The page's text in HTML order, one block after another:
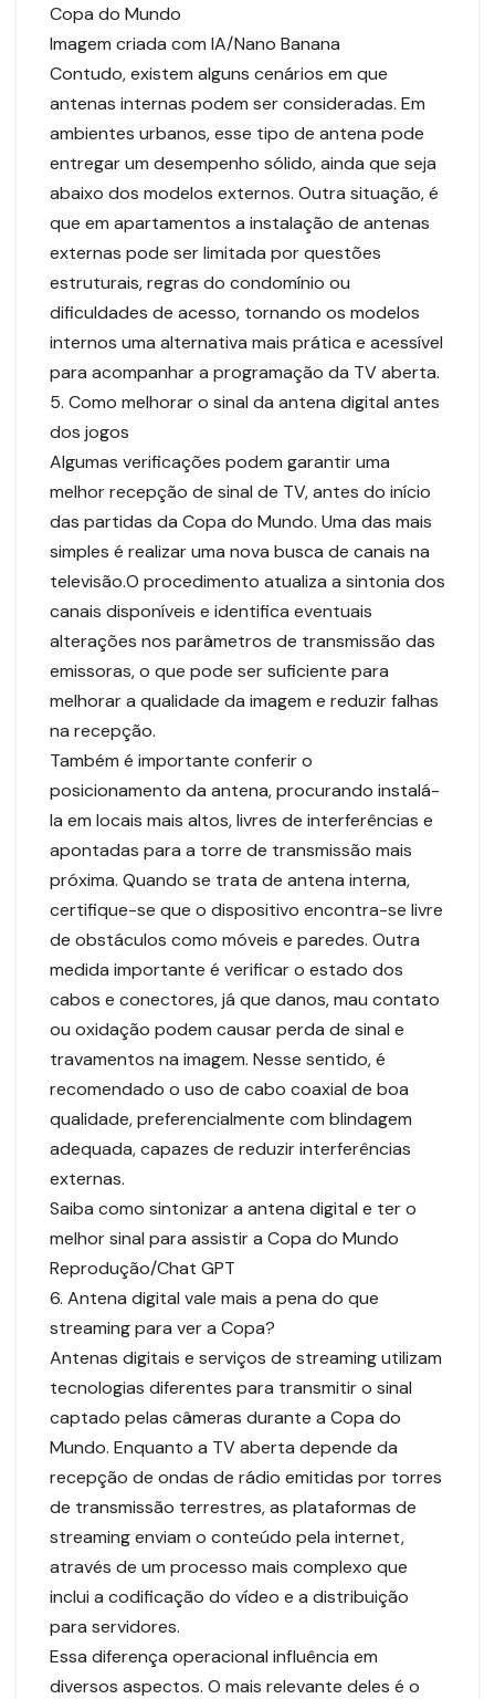
Copa do Mundo
Imagem criada com IA/Nano Banana
Contudo, existem alguns cenários em que
antenas internas podem ser consideradas. Em
ambientes urbanos, esse tipo de antena pode
entregar um desempenho sólido, ainda que seja
abaixo dos modelos externos. Outra situação, é
que em apartamentos a instalação de antenas
externas pode ser limitada por questões
estruturais, regras do condomínio ou
dificuldades de acesso, tornando os modelos
internos uma alternativa mais prática e acessível
para acompanhar a programação da TV aberta.
5. Como melhorar o sinal da antena digital antes
dos jogos
Algumas verificações podem garantir uma
melhor recepção de sinal de TV, antes do início
das partidas da Copa do Mundo. Uma das mais
simples é realizar uma nova busca de canais na
televisão.O procedimento atualiza a sintonia dos
canais disponíveis e identifica eventuais
alterações nos parâmetros de transmissão das
emissoras, o que pode ser suficiente para
melhorar a qualidade da imagem e reduzir falhas
na recepção.
Também é importante conferir o
posicionamento da antena, procurando instalá-
la em locais mais altos, livres de interferências e
apontadas para a torre de transmissão mais
próxima. Quando se trata de antena interna,
certifique-se que o dispositivo encontra-se livre
de obstáculos como móveis e paredes. Outra
medida importante é verificar o estado dos
cabos e conectores, já que danos, mau contato
ou oxidação podem causar perda de sinal e
travamentos na imagem. Nesse sentido, é
recomendado o uso de cabo coaxial de boa
qualidade, preferencialmente com blindagem
adequada, capazes de reduzir interferências
externas.
Saiba como sintonizar a antena digital e ter o
melhor sinal para assistir a Copa do Mundo
Reprodução/Chat GPT
6. Antena digital vale mais a pena do que
streaming para ver a Copa?
Antenas digitais e serviços de streaming utilizam
tecnologias diferentes para transmitir o sinal
captado pelas câmeras durante a Copa do
Mundo. Enquanto a TV aberta depende da
recepção de ondas de rádio emitidas por torres
de transmissão terrestres, as plataformas de
streaming enviam o conteúdo pela internet,
através de um processo mais complexo que
inclui a codificação do vídeo e a distribuição
para servidores.
Essa diferença operacional influência em
diversos aspectos. O mais relevante deles é o